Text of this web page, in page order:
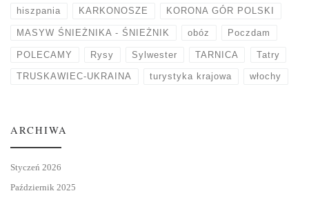
hiszpania KARKONOSZE KORONA GÓR POLSKI
MASYW ŚNIEŻNIKA - ŚNIEŻNIK obóz Poczdam
POLECAMY Rysy Sylwester TARNICA Tatry
TRUSKAWIEC-UKRAINA turystyka krajowa włochy
ARCHIWA
Styczeń 2026
Październik 2025